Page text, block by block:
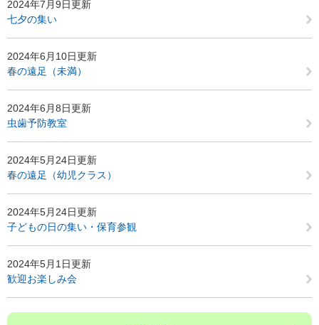
2024年7月9日更新
七夕の集い
2024年6月10日更新
春の遠足（未満）
2024年6月8日更新
虫歯予防教室
2024年5月24日更新
春の遠足（幼児クラス）
2024年5月24日更新
子どもの日の集い・保育参観
2024年5月1日更新
歓迎お楽しみ会